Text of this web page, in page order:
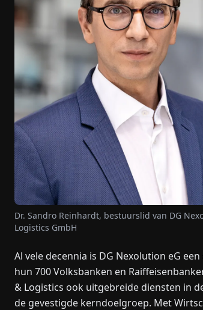
Dr. Sandro Reinhardt, bestuurslid van DG
Logistics GmbH
Al vele decennia is DG Nexolution eG
hun 700 Volksbanken en
& Logistics ook uitgebreide diensten in
de gevestigde kerndoelgroep. Met